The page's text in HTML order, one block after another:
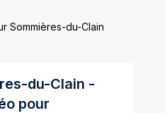
Sommières-du-Clain
du-Clain -
pour